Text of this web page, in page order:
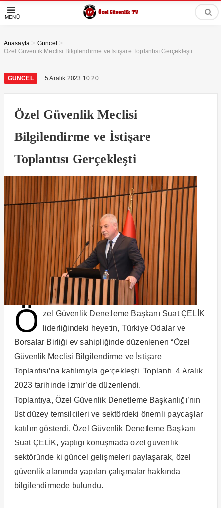
MENÜ
Anasayfa > Güncel >
Özel Güvenlik Meclisi Bilgilendirme ve İstişare Toplantısı Gerçekleşti
GÜNCEL 5 Aralık 2023 10:20
Özel Güvenlik Meclisi
Bilgilendirme ve İstişare
Toplantısı Gerçekleşti
Ö
zel Güvenlik Denetleme Başkanı Suat ÇELİK
liderliğindeki heyetin, Türkiye Odalar ve
Borsalar Birliği ev sahipliğinde düzenlenen “Özel
Güvenlik Meclisi Bilgilendirme ve İstişare
Toplantısı’na katılımıyla gerçekleşti. Toplantı, 4 Aralık
2023 tarihinde İzmir’de düzenlendi.
Toplantıya, Özel Güvenlik Denetleme Başkanlığı’nın
üst düzey temsilcileri ve sektördeki önemli paydaşlar
katılım gösterdi. Özel Güvenlik Denetleme Başkanı
Suat ÇELİK, yaptığı konuşmada özel güvenlik
sektöründe ki güncel gelişmeleri paylaşarak, özel
güvenlik alanında yapılan çalışmalar hakkında
bilgilendirmede bulundu.